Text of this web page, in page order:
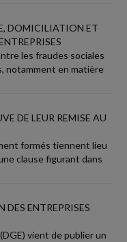
DOMICILIATION ET
les fraudes sociales
notamment en matière
DE LEUR REMISE AU
formés tiennent lieu
clause figurant dans
ENTREPRISES
vient de publier un